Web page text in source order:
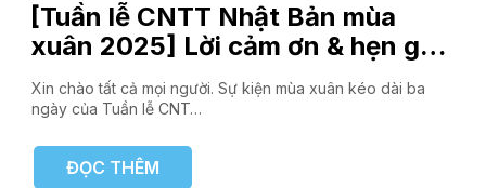
[Tuần lễ CNTT Nhật Bản mùa
xuân 2025] Lời cảm ơn & hẹn gặp
lại ở sự kiện sau!
Xin chào tất cả mọi người. Sự kiện mùa xuân kéo dài ba
ngày của Tuần lễ CNT…
ĐỌC THÊM